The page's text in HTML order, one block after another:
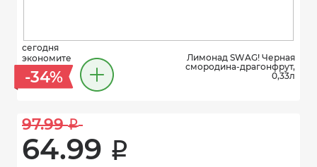
сегодня
экономите
-34%
Лимонад SWAG! Черная
смородина-драгонфрут,
0,33л
97.99 i
64.99 i